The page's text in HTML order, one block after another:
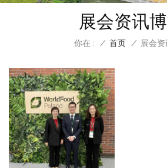
展会资讯
你在 : / 首页 / 展会资